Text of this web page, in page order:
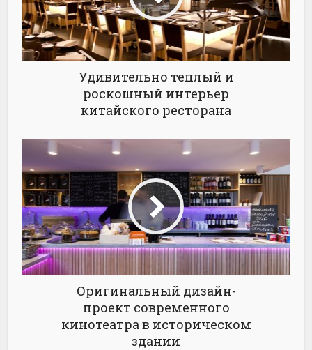
Удивительно теплый и
роскошный интерьер
китайского ресторана
Оригинальный дизайн-
проект современного
кинотеатра в историческом
здании